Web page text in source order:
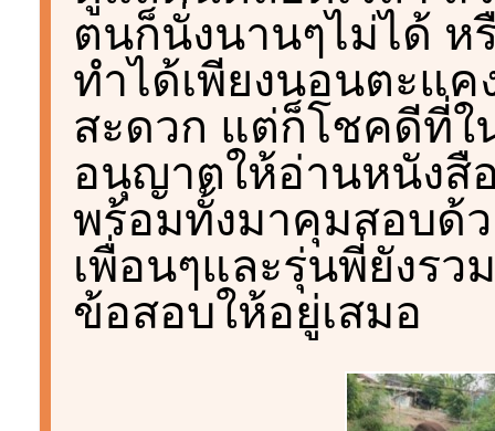
ตนก็นั่งนานๆไม่ได้ ห
ทำได้เพียงนอนตะแค
สะดวก แต่ก็โชคดีที่ใ
อนุญาตให้อ่านหนังสื
พร้อมทั้งมาคุมสอบด้
เพื่อนๆและรุ่นพี่ยังรว
ข้อสอบให้อยู่เสมอ